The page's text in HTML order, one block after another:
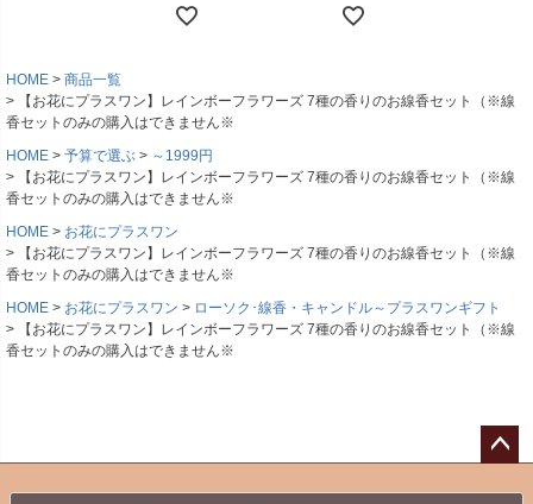
HOME
商品一覧
【お花にプラスワン】レインボーフラワーズ 7種の香りのお線香セット（※線
香セットのみの購入はできません※
HOME
予算で選ぶ
～1999円
【お花にプラスワン】レインボーフラワーズ 7種の香りのお線香セット（※線
香セットのみの購入はできません※
HOME
お花にプラスワン
【お花にプラスワン】レインボーフラワーズ 7種の香りのお線香セット（※線
香セットのみの購入はできません※
HOME
お花にプラスワン
ローソク･線香・キャンドル～プラスワンギフト
【お花にプラスワン】レインボーフラワーズ 7種の香りのお線香セット（※線
香セットのみの購入はできません※